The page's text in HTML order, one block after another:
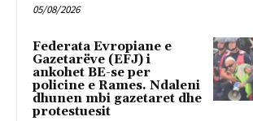
05/08/2026
Federata Evropiane e
Gazetarëve (EFJ) i
ankohet BE-se per
policine e Rames. Ndaleni
dhunen mbi gazetaret dhe
protestuesit